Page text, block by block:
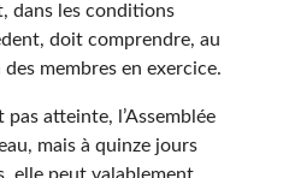
dans les conditions
doit comprendre, au
membres en exercice.
atteinte, l’Assemblée
mais à quinze jours